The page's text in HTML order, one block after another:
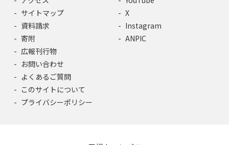
サイトマップ
資料請求
寄附
広報刊行物
お問い合わせ
よくあるご質問
このサイトについて
プライバシーポリシー
X
Instagram
ANPIC